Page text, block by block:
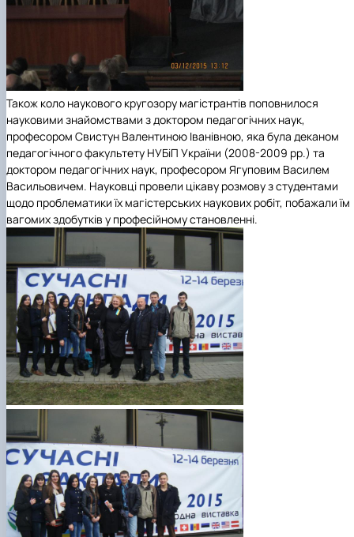
Також коло наукового кругозору магістрантів поповнилося
науковими знайомствами з доктором педагогічних наук,
професором Свистун Валентиною Іванівною, яка була деканом
педагогічного факультету НУБіП України (2008-2009 рр.) та
доктором педагогічних наук, професором Ягуповим Василем
Васильовичем. Науковці провели цікаву розмову з студентами
щодо проблематики їх магістерських наукових робіт, побажали їм
вагомих здобутків у професійному становленні.